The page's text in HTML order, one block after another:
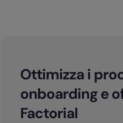
Ottimizza i
onboarding e
Factorial